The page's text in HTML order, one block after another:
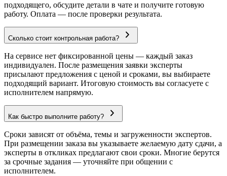
подходящего, обсудите детали в чате и получите готовую
работу. Оплата — после проверки результата.
Сколько стоит контрольная работа?
На сервисе нет фиксированной цены — каждый заказ
индивидуален. После размещения заявки эксперты
присылают предложения с ценой и сроками, вы выбираете
подходящий вариант. Итоговую стоимость вы согласуете с
исполнителем напрямую.
Как быстро выполните работу?
Сроки зависят от объёма, темы и загруженности экспертов.
При размещении заказа вы указываете желаемую дату сдачи, а
эксперты в откликах предлагают свои сроки. Многие берутся
за срочные задания — уточняйте при общении с
исполнителем.